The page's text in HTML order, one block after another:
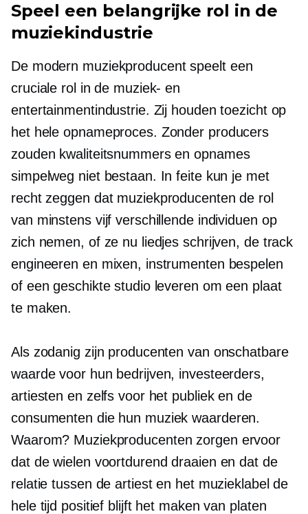
Speel een belangrijke rol in de
muziekindustrie
De modern muziekproducent speelt een
cruciale rol in de muziek- en
entertainmentindustrie. Zij houden toezicht op
het hele opnameproces. Zonder producers
zouden kwaliteitsnummers en opnames
simpelweg niet bestaan. In feite kun je met
recht zeggen dat muziekproducenten de rol
van minstens vijf verschillende individuen op
zich nemen, of ze nu liedjes schrijven, de track
engineeren en mixen, instrumenten bespelen
of een geschikte studio leveren om een ​​plaat
te maken.
Als zodanig zijn producenten van onschatbare
waarde voor hun bedrijven, investeerders,
artiesten en zelfs voor het publiek en de
consumenten die hun muziek waarderen.
Waarom? Muziekproducenten zorgen ervoor
dat de wielen voortdurend draaien en dat de
relatie tussen de artiest en het muzieklabel de
hele tijd positief blijft het maken van platen